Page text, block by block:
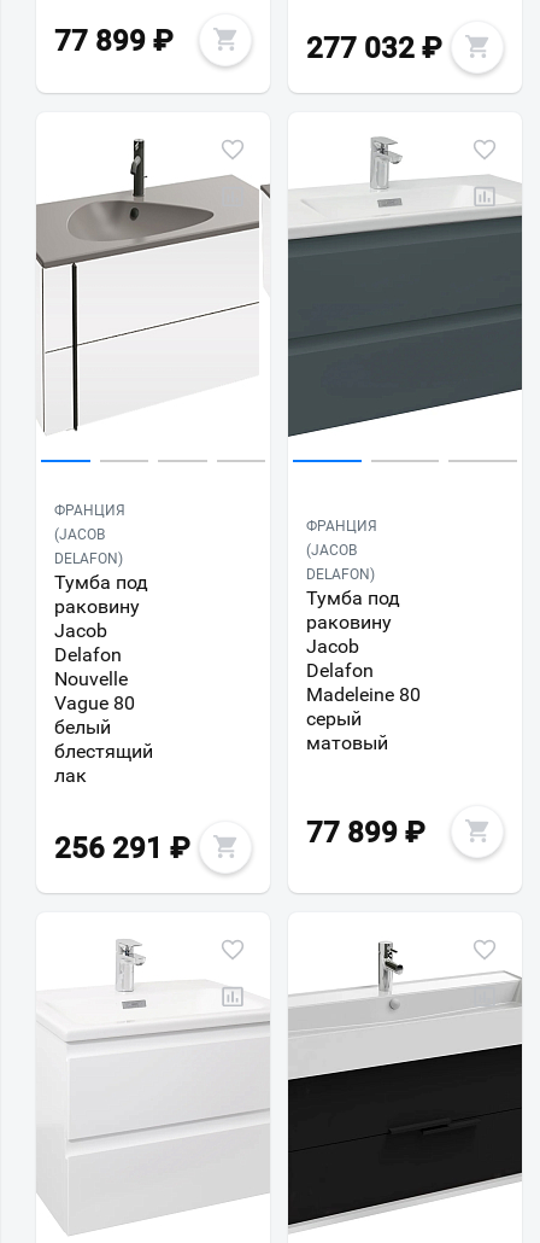
77 899 ₽ 277 032 ₽
ФРАНЦИЯ
(JACOB
DELAFON)
Тумба под
раковину
Jacob
Delafon
Nouvelle
Vague 80
белый
блестящий
лак
256 291 ₽
ФРАНЦИЯ
(JACOB
DELAFON)
Тумба под
раковину
Jacob
Delafon
Madeleine 80
серый
матовый
77 899 ₽